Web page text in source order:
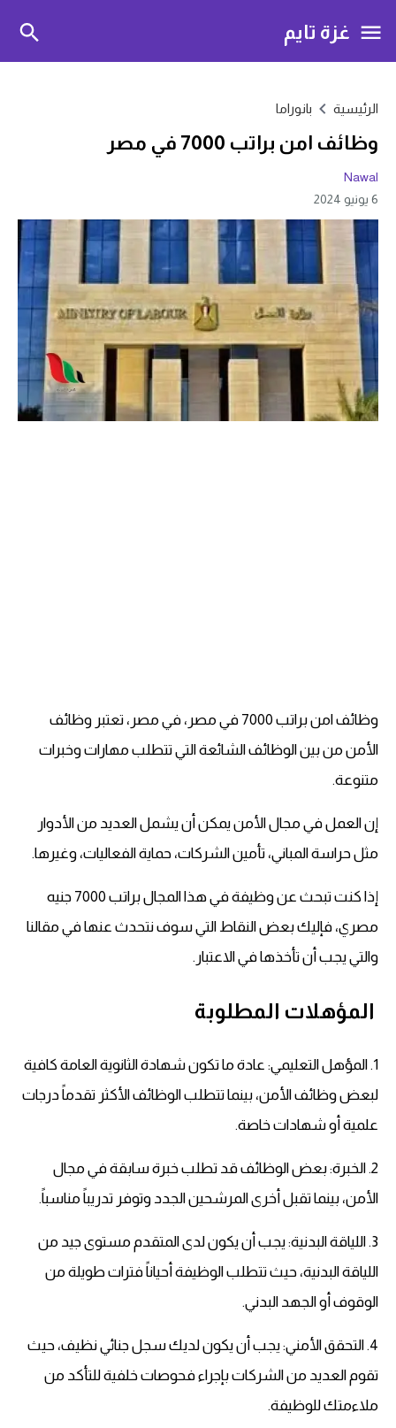
غزة تايم
الرئيسية بانوراما
وظائف امن براتب 7000 في مصر
Nawal
6 يونيو 2024
وظائف امن براتب 7000 في مصر، في مصر، تعتبر وظائف
الأمن من بين الوظائف الشائعة التي تتطلب مهارات وخبرات
متنوعة.
إن العمل في مجال الأمن يمكن أن يشمل العديد من الأدوار
مثل حراسة المباني، تأمين الشركات، حماية الفعاليات، وغيرها.
إذا كنت تبحث عن وظيفة في هذا المجال براتب 7000 جنيه
مصري، فإليك بعض النقاط التي سوف نتحدث عنها في مقالنا
والتي يجب أن تأخذها في الاعتبار.
المؤهلات المطلوبة
1. المؤهل التعليمي: عادة ما تكون شهادة الثانوية العامة كافية
لبعض وظائف الأمن، بينما تتطلب الوظائف الأكثر تقدماً درجات
علمية أو شهادات خاصة.
2. الخبرة: بعض الوظائف قد تطلب خبرة سابقة في مجال
الأمن، بينما تقبل أخرى المرشحين الجدد وتوفر تدريباً مناسباً.
3. اللياقة البدنية: يجب أن يكون لدى المتقدم مستوى جيد من
اللياقة البدنية، حيث تتطلب الوظيفة أحياناً فترات طويلة من
الوقوف أو الجهد البدني.
4. التحقق الأمني: يجب أن يكون لديك سجل جنائي نظيف، حيث
تقوم العديد من الشركات بإجراء فحوصات خلفية للتأكد من
ملاءمتك للوظيفة.